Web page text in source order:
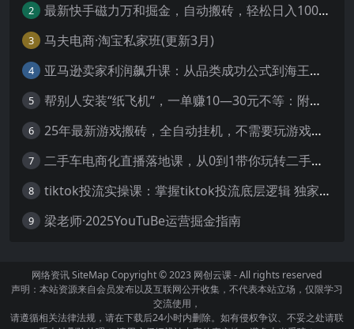
2 最新快手磁力万和掘金，自动搬砖，轻松日入100-200，操作简单
3 马夫电商·淘宝私家班(更新3月)
4 亚马逊卖家利润飙升课：从品类成功公式到海王打法，让每个SKU都成爆款一路飙升(更新26年3月
5 帮别人安装“纸飞机“，一单赚10—30元不等：附：免费节点
6 25年最新游戏搬砖，全自动挂机，不需要玩游戏，单手机操作日入300+
7 二手车电商化直播落地课，从0到1带你玩转二手车直播
8 tiktok投流实操课：掌握tiktok投流底层逻辑 独家TK投流玩法
9 梁老师·2025YouTuBe运营掘金指南
网络资讯SiteMap Copyright © 2023 网创云课- All rights reserved
声明：本站资源来自会员发布以及互联网公开收集，不代表本站立场，仅限学习
交流使用，
请遵循相关法律法规，请在下载后24小时内删除。如有侵权争议、不妥之处请联